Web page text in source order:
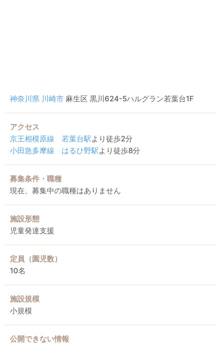
神奈川県 川崎市 麻生区 黒川624-5ハルグラン若葉台1F
アクセス
京王相模原線
若葉台駅より徒歩2分
小田急多摩線
はるひ野駅より徒歩8分
募集条件・職種
現在、募集中の職種はありません
施設形態
児童発達支援
定員（園児数）
10名
施設規模
小規模
公開できない情報